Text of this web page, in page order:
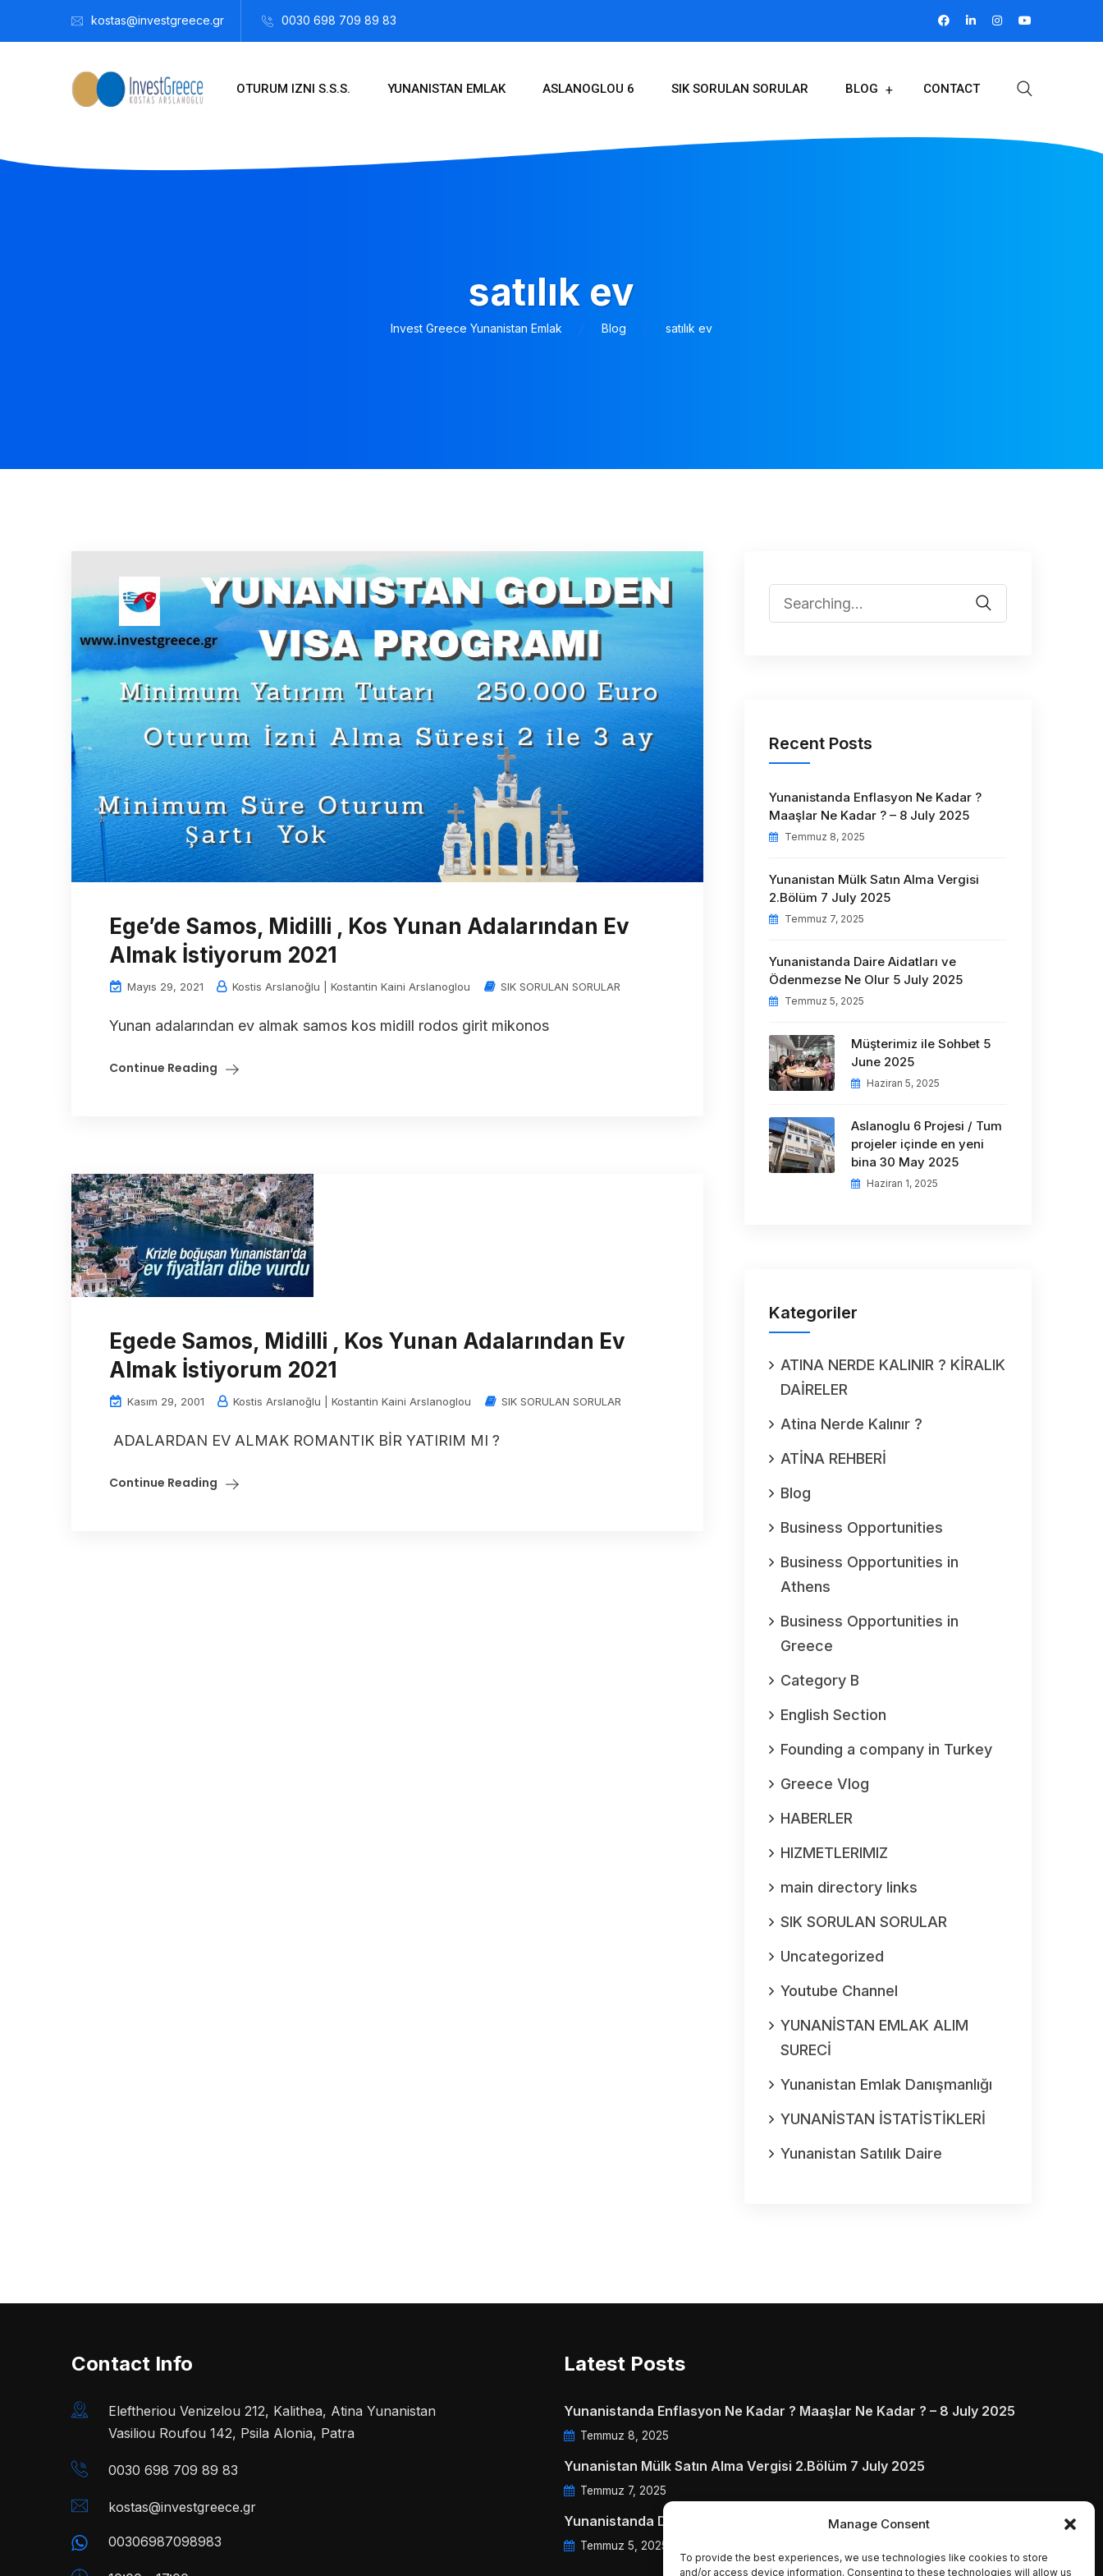
Manage Consent
To provide the best experiences, we use technologies like cookies to store
and/or access device information. Consenting to these technologies will allow us
kostas@investgreece.gr 0030 698 709 89 83
OTURUM IZNI S.S.S. YUNANISTAN EMLAK ASLANOGLOU 6 SIK SORULAN SORULAR BLOG CONTACT
satılık ev
Invest Greece Yunanistan Emlak Blog satılık ev
Ege’de Samos, Midilli , Kos Yunan Adalarından Ev
Almak İstiyorum 2021
Mayıs 29, 2021 Kostis Arslanoğlu | Kostantin Kaini Arslanoglou SIK SORULAN SORULAR
Yunan adalarından ev almak samos kos midill rodos girit mikonos
Continue Reading
Egede Samos, Midilli , Kos Yunan Adalarından Ev
Almak İstiyorum 2021
Kasım 29, 2001 Kostis Arslanoğlu | Kostantin Kaini Arslanoglou SIK SORULAN SORULAR
ADALARDAN EV ALMAK ROMANTIK BİR YATIRIM MI ?
Continue Reading
Recent Posts
Yunanistanda Enflasyon Ne Kadar ?
Maaşlar Ne Kadar ? – 8 July 2025
Temmuz 8, 2025
Yunanistan Mülk Satın Alma Vergisi
2.Bölüm 7 July 2025
Temmuz 7, 2025
Yunanistanda Daire Aidatları ve
Ödenmezse Ne Olur 5 July 2025
Temmuz 5, 2025
Müşterimiz ile Sohbet 5
June 2025
Haziran 5, 2025
Aslanoglu 6 Projesi / Tum
projeler içinde en yeni
bina 30 May 2025
Haziran 1, 2025
Kategoriler
ATINA NERDE KALINIR ? KİRALIK
DAİRELER
Atina Nerde Kalınır ?
ATİNA REHBERİ
Blog
Business Opportunities
Business Opportunities in
Athens
Business Opportunities in
Greece
Category B
English Section
Founding a company in Turkey
Greece Vlog
HABERLER
HIZMETLERIMIZ
main directory links
SIK SORULAN SORULAR
Uncategorized
Youtube Channel
YUNANİSTAN EMLAK ALIM
SURECİ
Yunanistan Emlak Danışmanlığı
YUNANİSTAN İSTATİSTİKLERİ
Yunanistan Satılık Daire
Contact Info
Eleftheriou Venizelou 212, Kalithea, Atina Yunanistan
Vasiliou Roufou 142, Psila Alonia, Patra
0030 698 709 89 83
kostas@investgreece.gr
00306987098983
Latest Posts
Yunanistanda Enflasyon Ne Kadar ? Maaşlar Ne Kadar ? – 8 July 2025
Temmuz 8, 2025
Yunanistan Mülk Satın Alma Vergisi 2.Bölüm 7 July 2025
Temmuz 7, 2025
Yunanistanda Daire Aidatları ve Ödenmezse Ne Olur 5 July 2025
Temmuz 5, 2025